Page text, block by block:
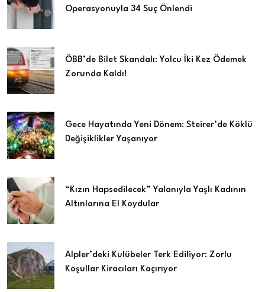
Operasyonuyla 34 Suç Önlendi
ÖBB’de Bilet Skandalı: Yolcu İki Kez Ödemek
Zorunda Kaldı!
Gece Hayatında Yeni Dönem: Steirer’de Köklü
Değişiklikler Yaşanıyor
“Kızın Hapsedilecek” Yalanıyla Yaşlı Kadının
Altınlarına El Koydular
Alpler’deki Kulübeler Terk Ediliyor: Zorlu
Koşullar Kiracıları Kaçırıyor